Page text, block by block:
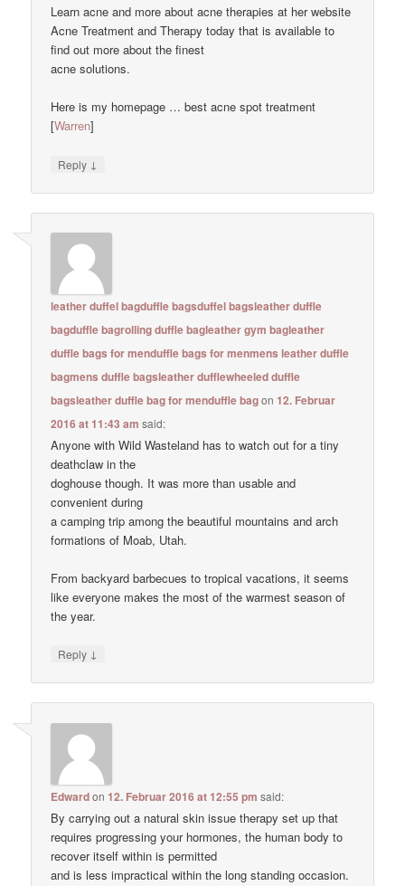
Learn acne and more about acne therapies at her website
Acne Treatment and Therapy today that is available to
find out more about the finest
acne solutions.
Here is my homepage … best acne spot treatment
[Warren]
Reply ↓
leather duffel bagduffle bagsduffel bagsleather duffle
bagduffle bagrolling duffle bagleather gym bagleather
duffle bags for menduffle bags for menmens leather duffle
bagmens duffle bagsleather dufflewheeled duffle
bagsleather duffle bag for menduffle bagon12. Februar
2016 at 11:43 am said:
Anyone with Wild Wasteland has to watch out for a tiny
deathclaw in the
doghouse though. It was more than usable and
convenient during
a camping trip among the beautiful mountains and arch
formations of Moab, Utah.
From backyard barbecues to tropical vacations, it seems
like everyone makes the most of the warmest season of
the year.
Reply ↓
Edwardon12. Februar 2016 at 12:55 pm said:
By carrying out a natural skin issue therapy set up that
requires progressing your hormones, the human body to
recover itself within is permitted
and is less impractical within the long standing occasion.